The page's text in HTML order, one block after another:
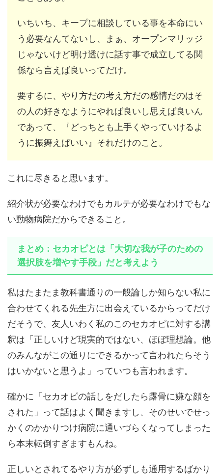
いちいち、キープに相談している事を本命にい
う必要なんてないし、まぁ、オープンマリッジ
じゃないけど明け透けに話す事で成立してる関
係なら言えば良いってだけ。
要するに、やり方だの考え方だの感情だのはそ
の人の好きなようにやれば良いし思えば良いん
であって、『どっちとも上手くやっていけるよ
うに振舞えばいい』それだけのこと。
これに尽きると思います。
紹介状が必要なわけでもカルテが必要なわけでもな
い動物病院だからできること。
まとめ：セカオピとは「大切な我が子のための
選択肢を増やす手段」だと考えよう
私はたまたま教科書通りの一般論しか知らない私に
合わせてくれる先生方に出会えているからってだけ
だそうで、友人いわく私のこのセカオピに対する講
釈は「正しいけど現実的ではない、ほぼ理想論。他
のみんながこの通りにできるかって言われたらそう
はいかないと思うよ」っていつも言われます。
確かに「セカオピの話しをだしたら露骨に嫌な顔を
された」って話はよく聞きますし、そのせいでせっ
かくのかかりつけ病院に通いづらくなってしまった
ら本末転倒すぎますもんね。
正しいとされてるやり方が必ずしも通用するばかり